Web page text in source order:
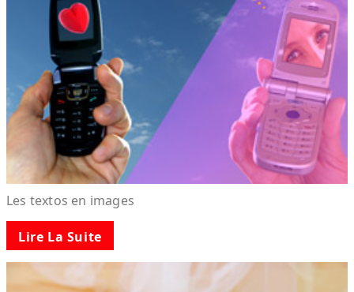
Les textos en images
Lire La Suite